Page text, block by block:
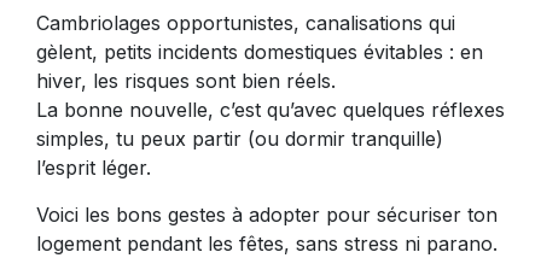
Cambriolages opportunistes, canalisations qui
gèlent, petits incidents domestiques évitables : en
hiver, les risques sont bien réels.
La bonne nouvelle, c’est qu’avec quelques réflexes
simples, tu peux partir (ou dormir tranquille)
l’esprit léger.
Voici les bons gestes à adopter pour sécuriser ton
logement pendant les fêtes, sans stress ni parano.